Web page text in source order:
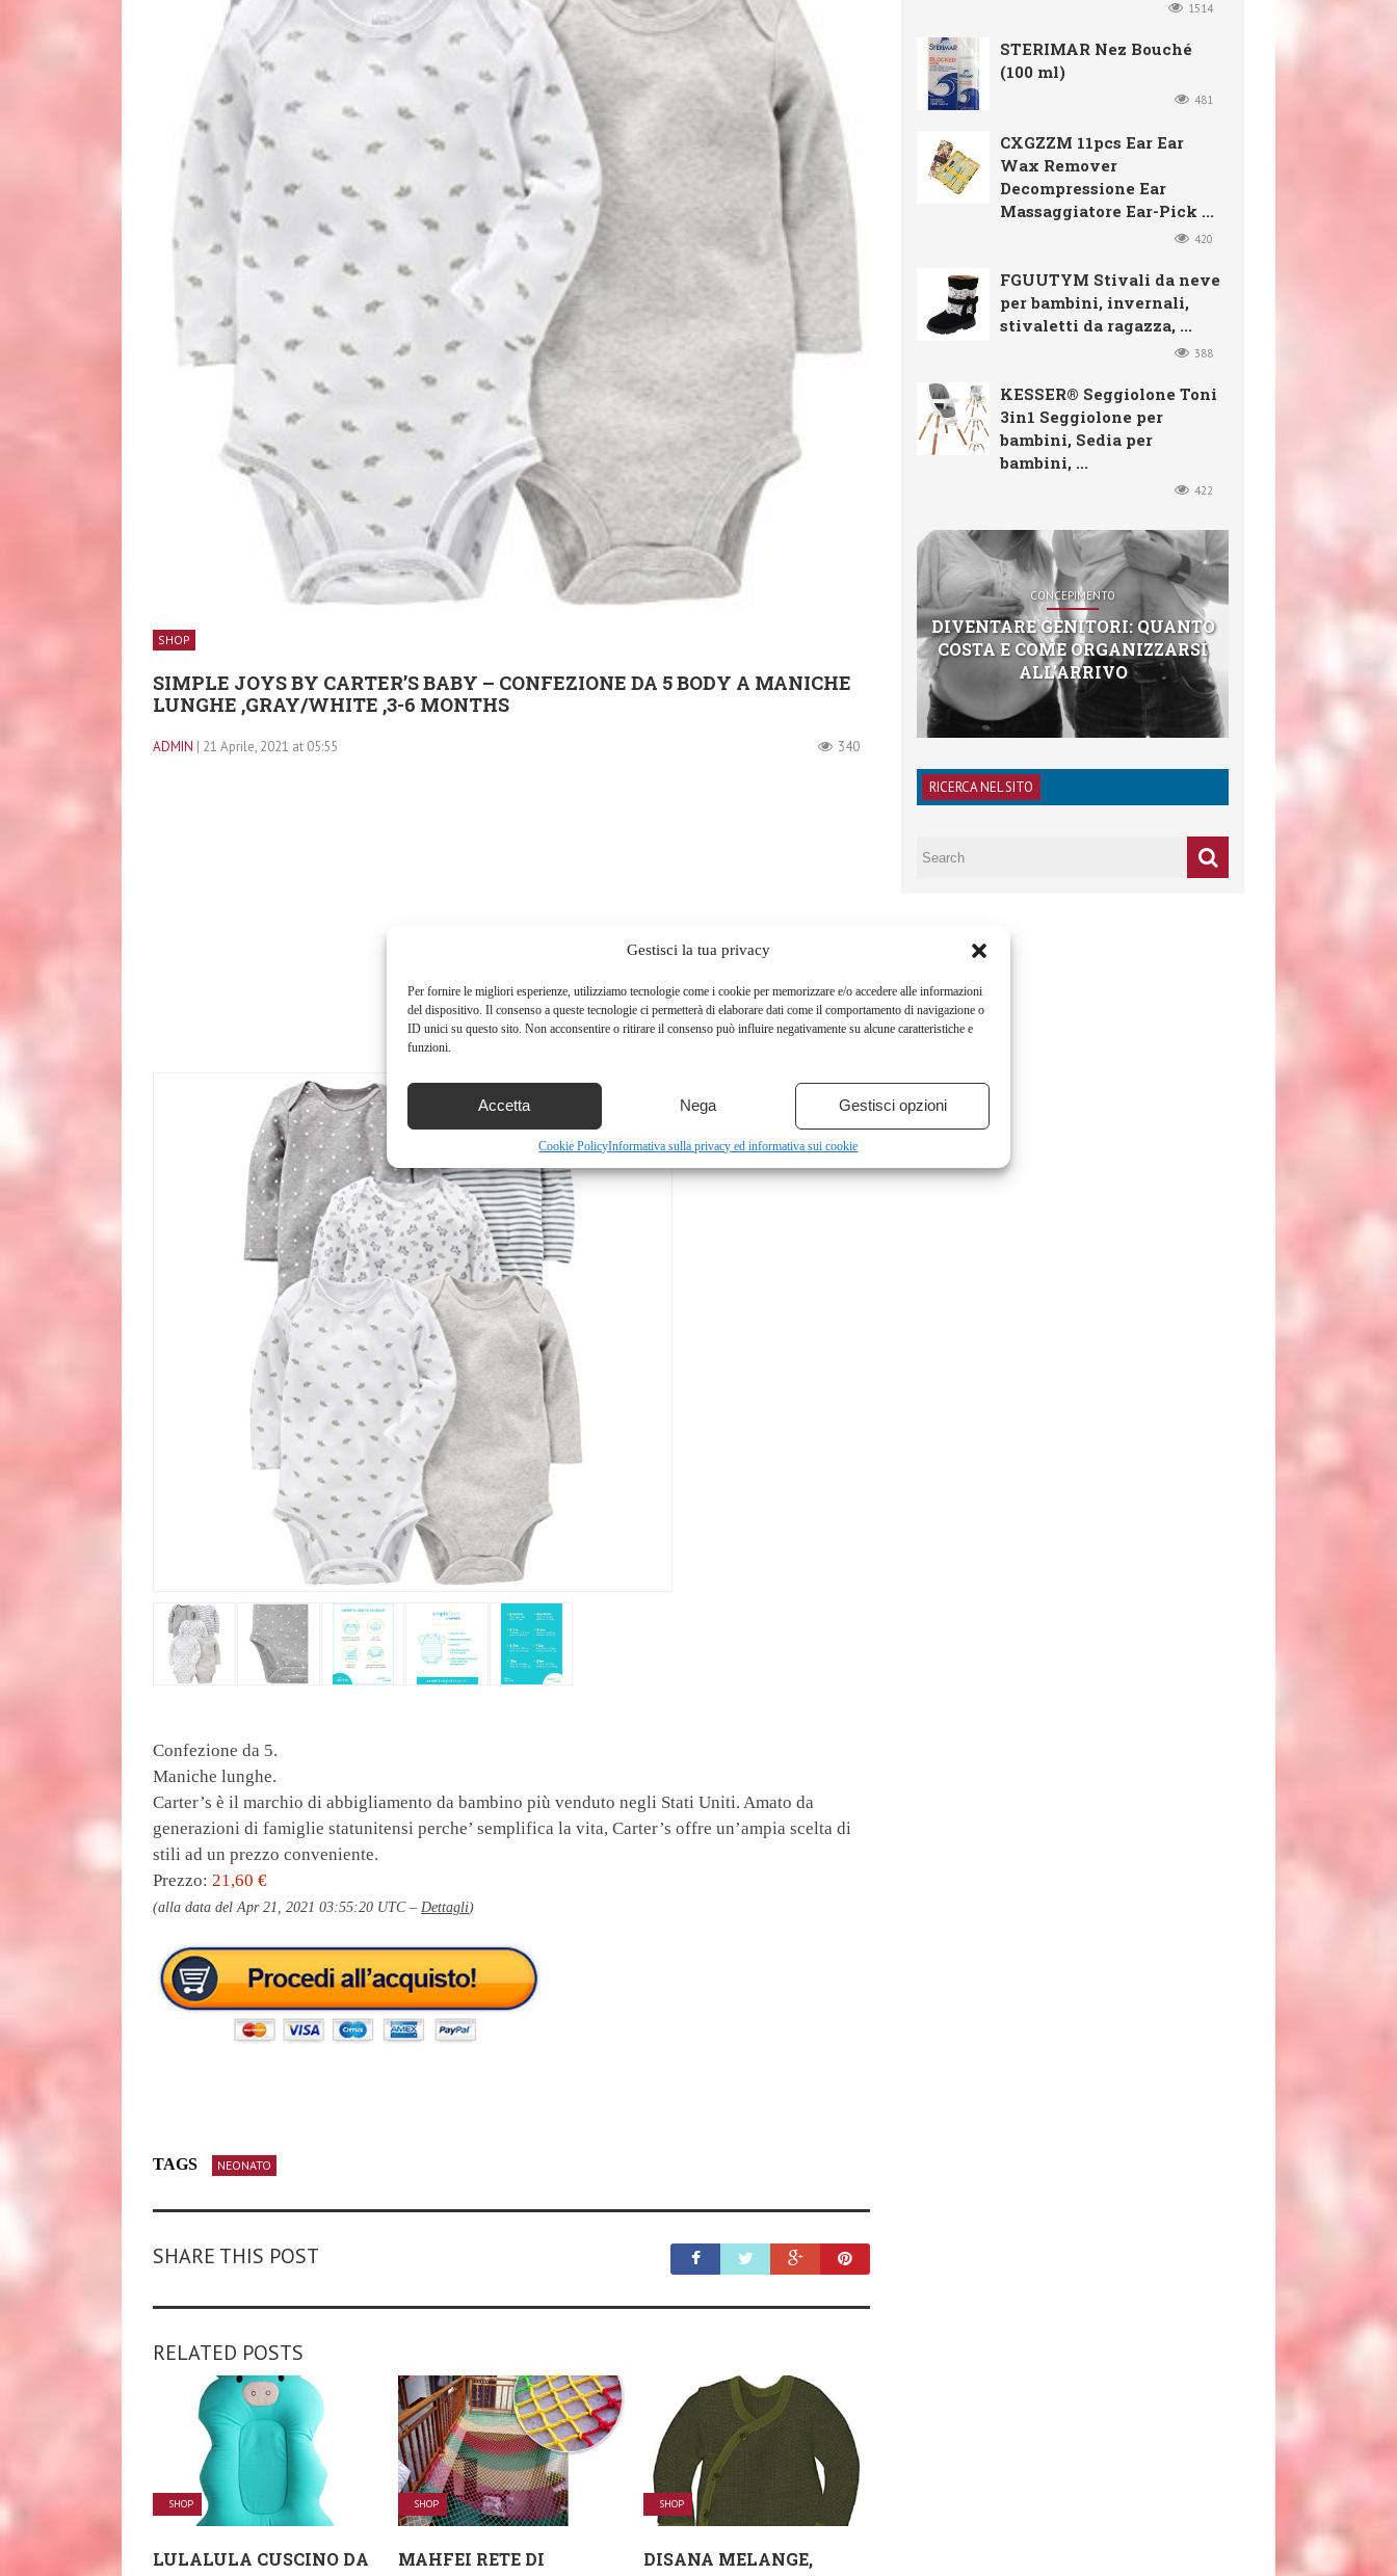
Gestisci la tua privacy
Per fornire le migliori esperienze, utilizziamo tecnologie come i cookie per memorizzare e/o accedere alle informazioni
del dispositivo. Il consenso a queste tecnologie ci permetterà di elaborare dati come il comportamento di navigazione o
ID unici su questo sito. Non acconsentire o ritirare il consenso può influire negativamente su alcune caratteristiche e
funzioni.
Accetta Nega Gestisci opzioni
Cookie PolicyInformativa sulla privacy ed informativa sui cookie
SHOP
SIMPLE JOYS BY CARTER’S BABY – CONFEZIONE DA 5 BODY A MANICHE
LUNGHE ,GRAY/WHITE ,3-6 MONTHS
ADMIN | 21 Aprile, 2021 at 05:55 340
Confezione da 5.
Maniche lunghe.
Carter’s è il marchio di abbigliamento da bambino più venduto negli Stati Uniti. Amato da
generazioni di famiglie statunitensi perche’ semplifica la vita, Carter’s offre un’ampia scelta di
stili ad un prezzo conveniente.
Prezzo: 21,60 €
(alla data del Apr 21, 2021 03:55:20 UTC – Dettagli)
TAGS NEONATO
SHARE THIS POST
RELATED POSTS
SHOP
LULALULA CUSCINO DA
SHOP
MAHFEI RETE DI
SHOP
DISANA MELANGE,
1514
STERIMAR Nez Bouché
(100 ml)
481
CXGZZM 11pcs Ear Ear
Wax Remover
Decompressione Ear
Massaggiatore Ear-Pick ...
420
FGUUTYM Stivali da neve
per bambini, invernali,
stivaletti da ragazza, ...
388
KESSER® Seggiolone Toni
3in1 Seggiolone per
bambini, Sedia per
bambini, ...
422
CONCEPIMENTO
DIVENTARE GENITORI: QUANTO
COSTA E COME ORGANIZZARSI
ALL’ARRIVO
RICERCA NEL SITO